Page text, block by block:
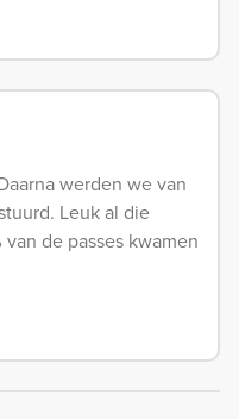
werden we van
Leuk al die
de passes kwamen